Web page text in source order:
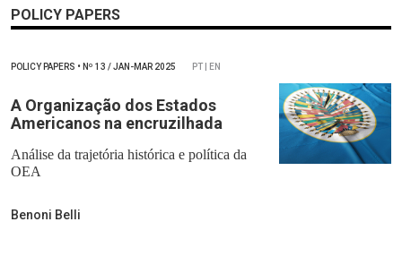
POLICY PAPERS
POLICY PAPERS • Nº 13 / JAN-MAR 2025 PT | EN
A Organização dos Estados
Americanos na encruzilhada
Análise da trajetória histórica e política da
OEA
Benoni Belli